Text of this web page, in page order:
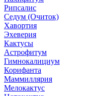
Рипсалис
Седум (Очиток)
Хавортия
Эхеверия
Кактусы
Астрофитум
Гимнокалициум
Корифанта
Маммиллярия
Мелокактус